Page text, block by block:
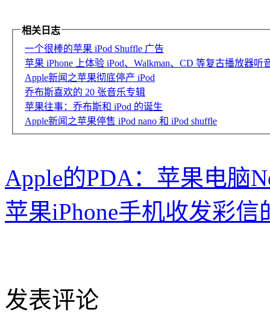
相关日志
一个很棒的苹果 iPod Shuffle 广告
苹果 iPhone 上体验 iPod、Walkman、CD 等复古播放器听
Apple新闻之苹果彻底停产 iPod
乔布斯喜欢的 20 张音乐专辑
苹果往事：乔布斯和 iPod 的诞生
Apple新闻之苹果停售 iPod nano 和 iPod shuffle
Apple的PDA：苹果电脑
苹果iPhone手机收发彩信
发表评论